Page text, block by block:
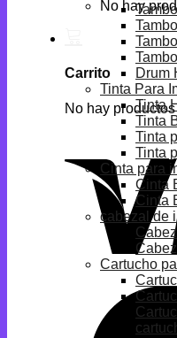
No hay
Carrito
No hay
Drum
Tinta Para
Tinta
Tinta
Tinta
Tinta
Cinta para
Cinta
Cinta
cabezal de
Cartucho